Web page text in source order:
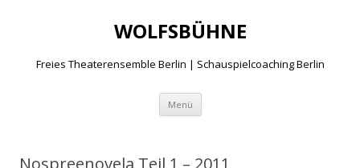
WOLFSBÜHNE
Freies Theaterensemble Berlin | Schauspielcoaching Berlin
Menü Zum
springen
Nospreenovela Teil 1 – 2011